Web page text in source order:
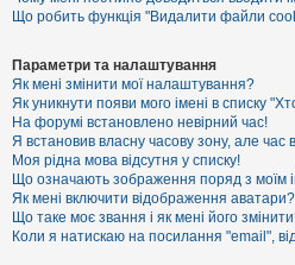
Т
м
и
б
е
з
в
і
д
п
о
в
і
Що робить функція "Видалити файли
Параметри та налаштування
Як мені змінити мої налаштування?
Як уникнути появи мого імені в списку
На форумі встановлено невірний час!
Я встановив власну часову зону, але час
Моя рідна мова відсутня у списку!
Що означають зображення поряд з моїм
Як мені включити відображення аватари?
Що таке моє звання і як мені його
Коли я натискаю на посилання "email",